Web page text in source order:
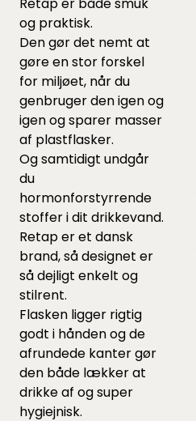
og praktisk.
Den gør det nemt at
gøre en stor forskel
for miljøet, når du
genbruger den igen og
igen og sparer masser
af plastflasker.
Og samtidigt undgår
du
hormonforstyrrende
stoffer i dit drikkevand.
Retap er et dansk
brand, så designet er
så dejligt enkelt og
stilrent.
Flasken ligger rigtig
godt i hånden og de
afrundede kanter gør
den både lækker at
drikke af og super
hygiejnisk.